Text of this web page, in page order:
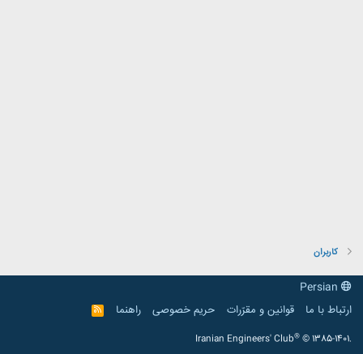
کاربران
ارتباط با ما
قوانین و مقرّرات حریم خصوصی راهنما
R
S
Iranian Engineers' Club® © 1385-1401.